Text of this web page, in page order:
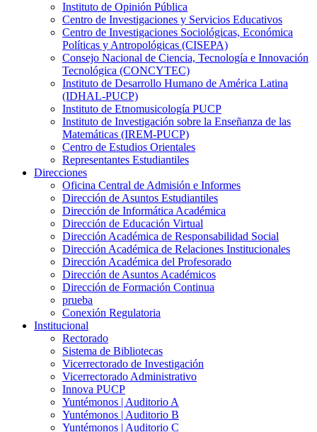
Instituto de Opinión Pública
Centro de Investigaciones y Servicios Educativos
Centro de Investigaciones Sociológicas, Económica
Políticas y Antropológicas (CISEPA)
Consejo Nacional de Ciencia, Tecnología e Innovación
Tecnológica (CONCYTEC)
Instituto de Desarrollo Humano de América Latina
(IDHAL-PUCP)
Instituto de Etnomusicología PUCP
Instituto de Investigación sobre la Enseñanza de las
Matemáticas (IREM-PUCP)
Centro de Estudios Orientales
Representantes Estudiantiles
Direcciones
Oficina Central de Admisión e Informes
Dirección de Asuntos Estudiantiles
Dirección de Informática Académica
Dirección de Educación Virtual
Dirección Académica de Responsabilidad Social
Dirección Académica de Relaciones Institucionales
Dirección Académica del Profesorado
Dirección de Asuntos Académicos
Dirección de Formación Continua
prueba
Conexión Regulatoria
Institucional
Rectorado
Sistema de Bibliotecas
Vicerrectorado de Investigación
Vicerrectorado Administrativo
Innova PUCP
Yuntémonos | Auditorio A
Yuntémonos | Auditorio B
Yuntémonos | Auditorio C